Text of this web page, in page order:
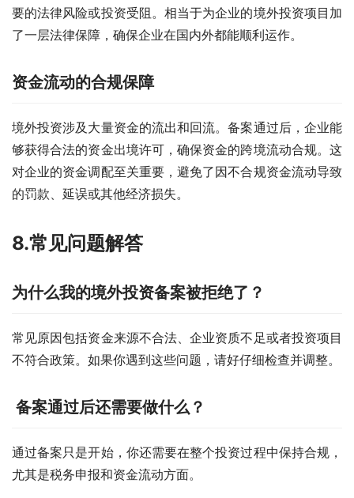
要的法律风险或投资受阻。相当于为企业的境外投资项目加
了一层法律保障，确保企业在国内外都能顺利运作。
资金流动的合规保障
境外投资涉及大量资金的流出和回流。备案通过后，企业能
够获得合法的资金出境许可，确保资金的跨境流动合规。这
对企业的资金调配至关重要，避免了因不合规资金流动导致
的罚款、延误或其他经济损失。
8.常见问题解答
为什么我的境外投资备案被拒绝了？
常见原因包括资金来源不合法、企业资质不足或者投资项目
不符合政策。如果你遇到这些问题，请好仔细检查并调整。
备案通过后还需要做什么？
通过备案只是开始，你还需要在整个投资过程中保持合规，
尤其是税务申报和资金流动方面。